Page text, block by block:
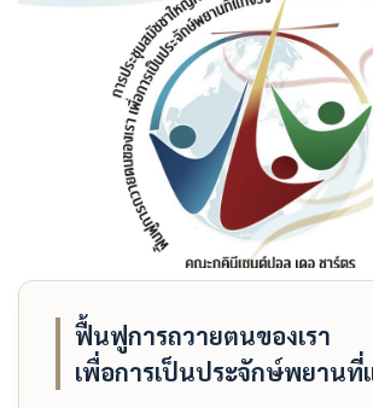
ฟื้นฟู​การ​ถวาย​ตน​ของเรา
เพื่อ​การ​เป็น​ประจักษ์พยาน​ที่​